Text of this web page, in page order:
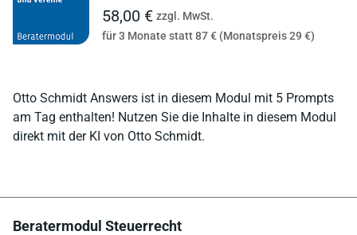
Otto Schmidt Answers ist in diesem Modul mit 5 Prompts
am Tag enthalten! Nutzen Sie die Inhalte in diesem Modul
direkt mit der KI von Otto Schmidt.
58,00 € zzgl. MwSt.
für 3 Monate statt 87 € (Monatspreis 29 €)
Beratermodul Steuerrecht